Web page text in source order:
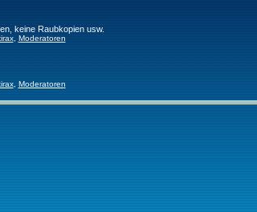
keine Raubkopien usw.
, Moderatoren
, Moderatoren